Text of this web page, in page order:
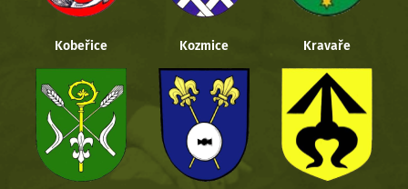
Kobeřice Kozmice Kravaře